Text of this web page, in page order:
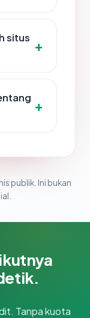
situs
publik. Ini bukan
Tanpa kuota